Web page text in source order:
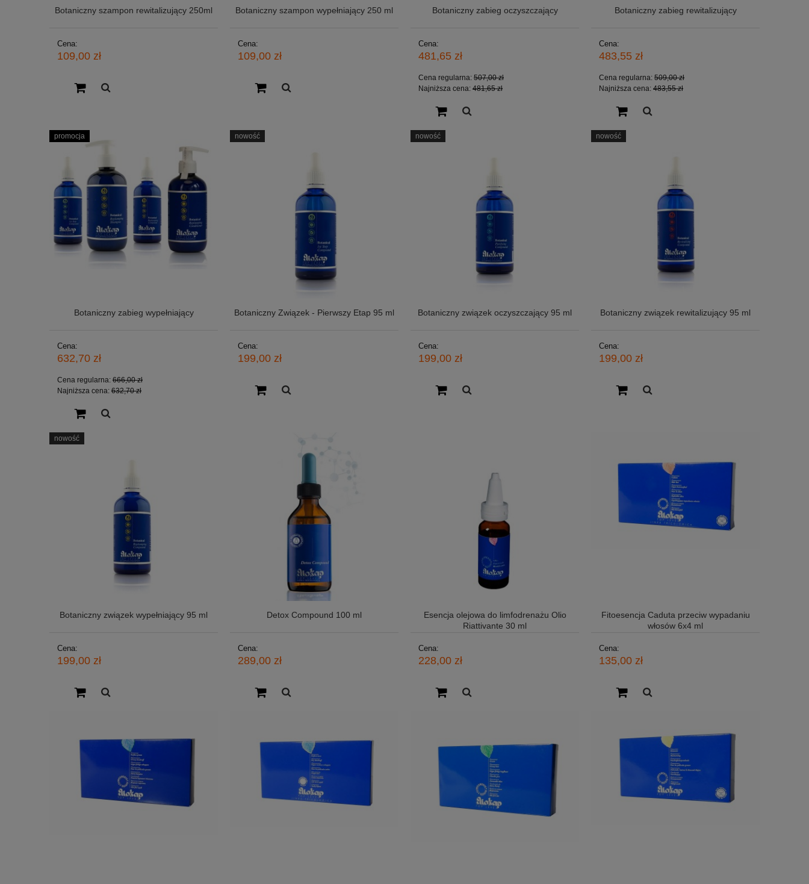
Botaniczny szampon rewitalizujący 250ml
Cena:
109,00 zł
Botaniczny szampon wypełniający 250 ml
Cena:
109,00 zł
Botaniczny zabieg oczyszczający
Cena:
481,65 zł
Cena regularna: 507,00 zł
Najniższa cena: 481,65 zł
Botaniczny zabieg rewitalizujący
Cena:
483,55 zł
Cena regularna: 509,00 zł
Najniższa cena: 483,55 zł
Botaniczny zabieg wypełniający
Cena:
632,70 zł
Cena regularna: 666,00 zł
Najniższa cena: 632,70 zł
promocja
Botaniczny Związek - Pierwszy Etap 95 ml
Cena:
199,00 zł
nowość
Botaniczny związek oczyszczający 95 ml
Cena:
199,00 zł
nowość
Botaniczny związek rewitalizujący 95 ml
Cena:
199,00 zł
nowość
Botaniczny związek wypełniający 95 ml
Cena:
199,00 zł
nowość
Detox Compound 100 ml
Cena:
289,00 zł
Esencja olejowa do limfodrenażu Olio
Riattivante 30 ml
Cena:
228,00 zł
Fitoesencja Caduta przeciw wypadaniu
włosów 6x4 ml
Cena:
135,00 zł